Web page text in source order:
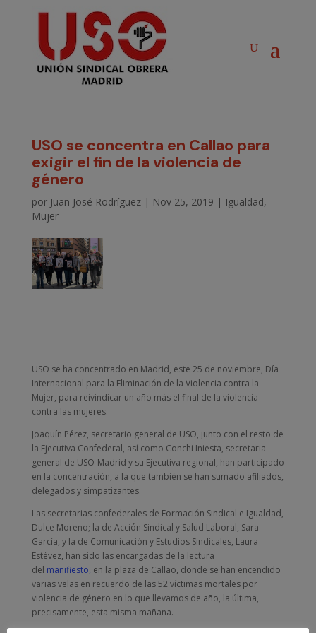
USO se concentra en Callao para
exigir el fin de la violencia de
género
por Juan José Rodríguez| Nov 25, 2019 | Igualdad,
Mujer
USO se ha concentrado en Madrid, este 25 de noviembre, Día
Internacional para la Eliminación de la Violencia contra la
Mujer, para reivindicar un año más el final de la violencia
contra las mujeres.
Joaquín Pérez, secretario general de USO, junto con el resto de
la Ejecutiva Confederal, así como Conchi Iniesta, secretaria
general de USO-Madrid y su Ejecutiva regional, han participado
en la concentración, a la que también se han sumado afiliados,
delegados y simpatizantes.
Las secretarias confederales de Formación Sindical e Igualdad,
Dulce Moreno; la de Acción Sindical y Salud Laboral, Sara
García, y la de Comunicación y Estudios Sindicales, Laura
Estévez, han sido las encargadas de la lectura
del manifiesto, en la plaza de Callao, donde se han encendido
varias velas en recuerdo de las 52 víctimas mortales por
violencia de género en lo que llevamos de año, la última,
precisamente, esta misma mañana.